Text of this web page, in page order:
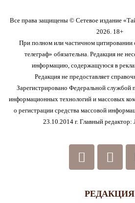
Все права защищены © Сетевое издание
2026. 18+
При полном или частичном цитировании
телеграф» обязательна. Редакция не
информацию, содержащуюся в
Редакция не предоставляет
Зарегистрировано Федеральной службой
информационных технологий и массовых
о регистрации средства массовой
23.10.2014 г. Главный
РЕДАКЦИЯ